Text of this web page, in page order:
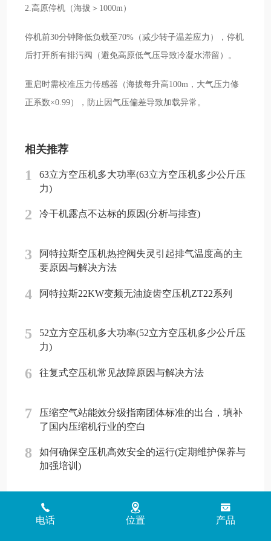
2.高原停机（海拔＞1000m）
停机前30分钟降低负载至70%（减少转子温差应力），停机
后打开所有排污阀（避免高原低气压导致冷凝水滞留）。
重启时需校准压力传感器（海拔每升高100m，大气压力修
正系数×0.99），防止因气压偏差导致加载异常。
相关推荐
1
63立方空压机多大功率(63立方空压机多少公斤压
力)
2 冷干机露点不达标的原因(分析与排查)
3
阿特拉斯空压机热控阀失灵引起排气温度高的主
要原因与解决方法
4 阿特拉斯22KW变频无油旋齿空压机ZT22系列
5
52立方空压机多大功率(52立方空压机多少公斤压
力)
6 往复式空压机常见故障原因与解决方法
7
压缩空气站能效分级指南团体标准的出台，填补
了国内压缩机行业的空白
8
如何确保空压机高效安全的运行(定期维护保养与
加强培训)
电话 位置 产品
Copyright © 2018 - 2026 www.jinlingyasuoji.com
气胜智能装备（深圳）
有限公司版权所有
粤ICP备2021072975号
粤公网安备